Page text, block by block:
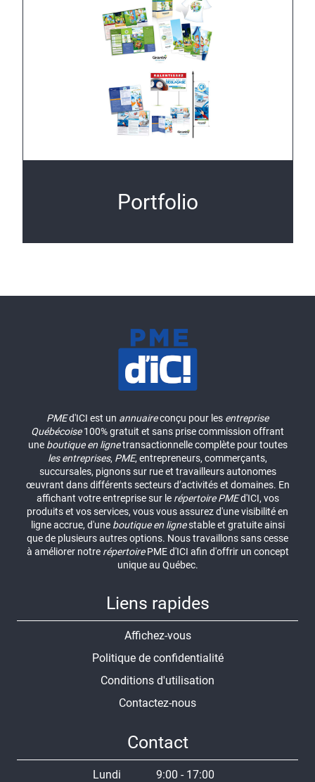
Portfolio
PMEd'ICI est un annuaireconçu pour les entreprise
Québécoise100% gratuit et sans prise commission offrant
une boutique en lignetransactionnelle complète pour toutes
les entreprises, PME, entrepreneurs, commerçants,
succursales, pignons sur rue et travailleurs autonomes
œuvrant dans différents secteurs d’activités et domaines. En
affichant votre entreprise sur le répertoire PMEd'ICI, vos
produits et vos services, vous vous assurez d'une visibilité en
ligne accrue, d'une boutique en lignestable et gratuite ainsi
que de plusieurs autres options. Nous travaillons sans cesse
à améliorer notre répertoirePME d'ICI afin d'offrir un concept
unique au Québec.
Liens rapides
Affichez-vous
Politique de confidentialité
Conditions d'utilisation
Contactez-nous
Contact
Lundi 9:00 - 17:00